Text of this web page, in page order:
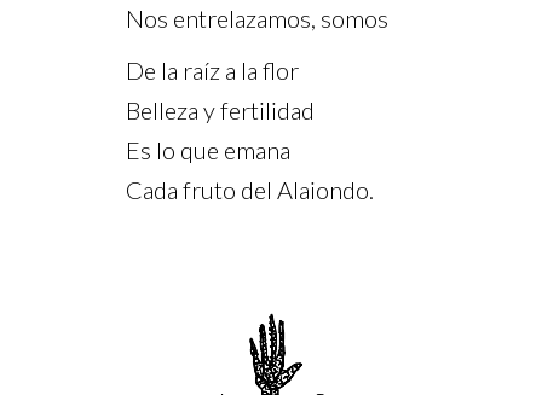
Nos entrelazamos, somos
De la raíz a la flor
Belleza y fertilidad
Es lo que emana
Cada fruto del Alaiondo.